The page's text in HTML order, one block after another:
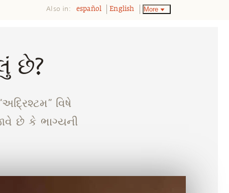
Also in: español English More
છે?
વિષે
છે કે ભાગ્યની